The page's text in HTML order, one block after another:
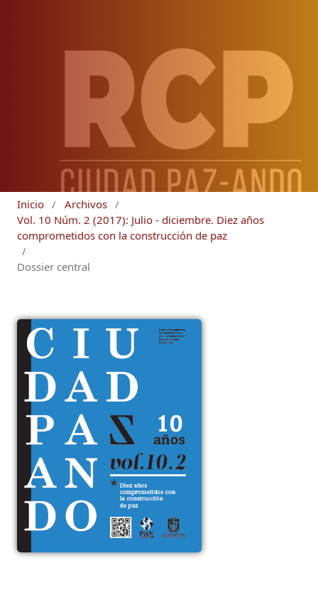
Inicio / Archivos /
Vol. 10 Núm. 2 (2017): Julio - diciembre. Diez años
comprometidos con la construcción de paz
/
Dossier central